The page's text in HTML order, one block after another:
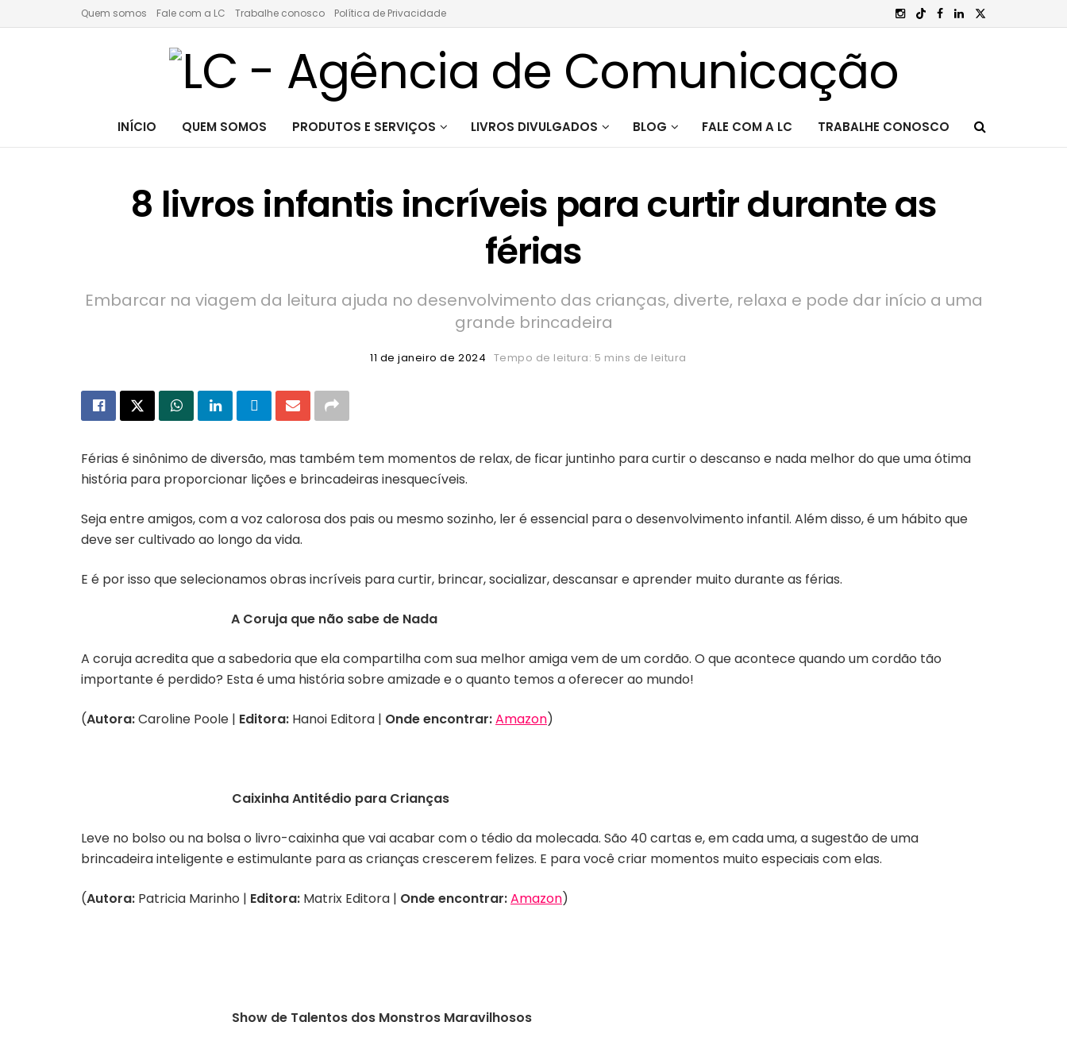
Quem somos Fale com a LC Trabalhe conosco Política de Privacidade
INÍCIO QUEM SOMOS PRODUTOS E SERVIÇOS LIVROS DIVULGADOS BLOG FALE COM A LC TRABALHE CONOSCO
8 livros infantis incríveis para curtir durante as
férias
Embarcar na viagem da leitura ajuda no desenvolvimento das crianças, diverte, relaxa e pode dar início a uma
grande brincadeira
11 de janeiro de 2024 Tempo de leitura: 5 mins de leitura
Férias é sinônimo de diversão, mas também tem momentos de relax, de ficar juntinho para curtir o descanso e nada melhor do que uma ótima
história para proporcionar lições e brincadeiras inesquecíveis.
Seja entre amigos, com a voz calorosa dos pais ou mesmo sozinho, ler é essencial para o desenvolvimento infantil. Além disso, é um hábito que
deve ser cultivado ao longo da vida.
E é por isso que selecionamos obras incríveis para curtir, brincar, socializar, descansar e aprender muito durante as férias.
A Coruja que não sabe de Nada
A coruja acredita que a sabedoria que ela compartilha com sua melhor amiga vem de um cordão. O que acontece quando um cordão tão
importante é perdido? Esta é uma história sobre amizade e o quanto temos a oferecer ao mundo!
(Autora:Caroline Poole | Editora: Hanoi Editora | Onde encontrar:Amazon)
Caixinha Antitédio para Crianças
Leve no bolso ou na bolsa o livro-caixinha que vai acabar com o tédio da molecada. São 40 cartas e, em cada uma, a sugestão de uma
brincadeira inteligente e estimulante para as crianças crescerem felizes. E para você criar momentos muito especiais com elas.
(Autora: Patricia Marinho | Editora: Matrix Editora | Onde encontrar:Amazon)
Show de Talentos dos Monstros Maravilhosos